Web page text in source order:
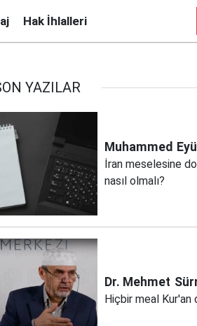
Hak İhlalleri
YAZILAR
Muhammed
İran meselesine
nasıl olmalı?
Dr. Mehmet
Hiçbir meal Kur'an